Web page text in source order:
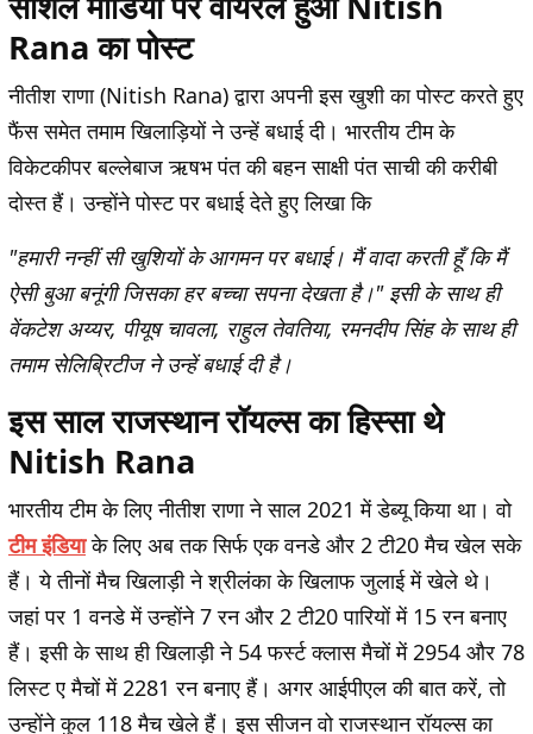
Rana का पोस्ट
नीतीश राणा (Nitish Rana) द्वारा अपनी इस खुशी का पोस्ट करते हुए
फैंस समेत तमाम खिलाड़ियों ने उन्हें बधाई दी। भारतीय टीम के
विकेटकीपर बल्लेबाज ऋषभ पंत की बहन साक्षी पंत साची की करीबी
दोस्त हैं। उन्होंने पोस्ट पर बधाई देते हुए लिखा कि
"हमारी नन्हीं सी खुशियों के आगमन पर बधाई। मैं वादा करती हूँ कि मैं
ऐसी बुआ बनूंगी जिसका हर बच्चा सपना देखता है।" इसी के साथ ही
वेंकटेश अय्यर, पीयूष चावला, राहुल तेवतिया, रमनदीप सिंह के साथ ही
तमाम सेलिब्रिटीज ने उन्हें बधाई दी है।
इस साल राजस्थान रॉयल्स का हिस्सा थे
Nitish Rana
भारतीय टीम के लिए नीतीश राणा ने साल 2021 में डेब्यू किया था। वो
टीम इंडियाके लिए अब तक सिर्फ एक वनडे और 2 टी20 मैच खेल सके
हैं। ये तीनों मैच खिलाड़ी ने श्रीलंका के खिलाफ जुलाई में खेले थे।
जहां पर 1 वनडे में उन्होंने 7 रन और 2 टी20 पारियों में 15 रन बनाए
हैं। इसी के साथ ही खिलाड़ी ने 54 फर्स्ट क्लास मैचों में 2954 और 78
लिस्ट ए मैचों में 2281 रन बनाए हैं। अगर आईपीएल की बात करें, तो
उन्होंने कुल 118 मैच खेले हैं। इस सीजन वो राजस्थान रॉयल्स का